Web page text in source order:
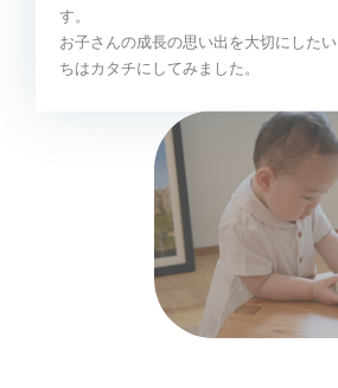
す。
お子さんの成長の思い出を大切にした
ちはカタチにしてみました。